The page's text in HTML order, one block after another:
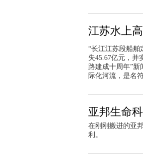
江苏水上
“长江江苏段船舶
失45.67亿元，并
路建成十周年”新
际化河流，是名
亚邦生命
在刚刚搬进的亚
利。